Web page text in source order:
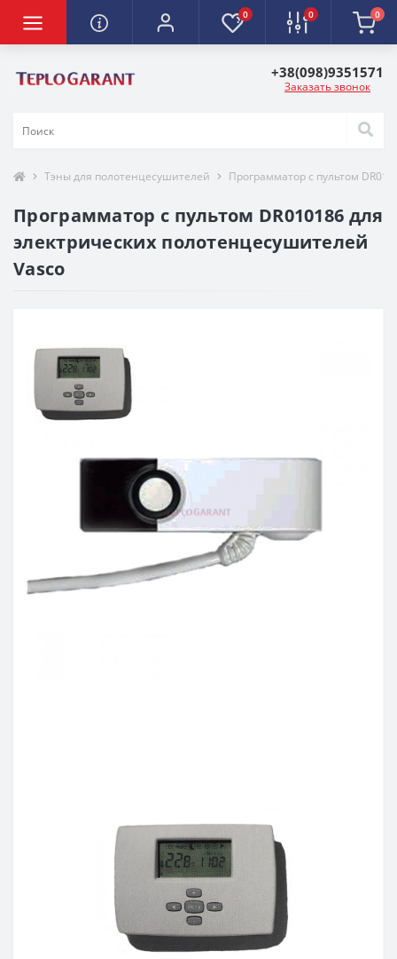
0 0 0
+38(098)9351571
Заказать звонок
Тэны для полотенцесушителей Программатор с пультом
Программатор с пультом DR010186 для
электрических полотенцесушителей
Vasco